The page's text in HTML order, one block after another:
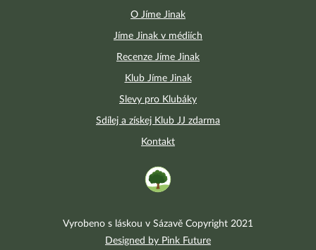
O Jíme Jinak
Jíme Jinak v médiích
Recenze Jíme Jinak
Klub Jíme Jinak
Slevy pro Klubáky
Sdílej a získej Klub JJ zdarma
Kontakt
Vyrobeno s láskou v Sázavě Copyright 2021
Designed by Pink Future